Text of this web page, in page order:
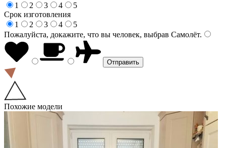
1
2 3 4
5
Срок изготовления
1
2 3 4
5
Пожалуйста, докажите, что вы человек, выбрав Самолёт.
Похожие модели